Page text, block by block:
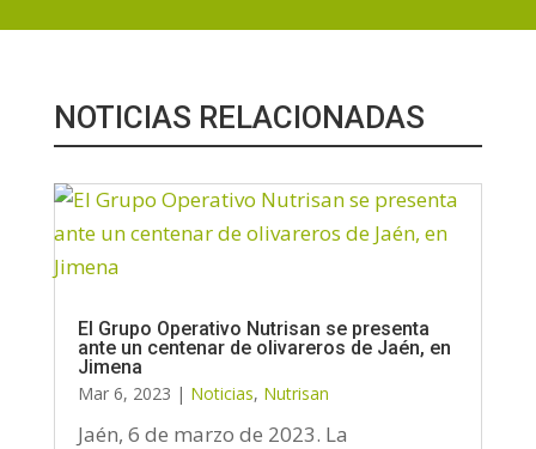
NOTICIAS RELACIONADAS
El Grupo Operativo Nutrisan se presenta
ante un centenar de olivareros de Jaén, en
Jimena
Mar 6, 2023 | Noticias, Nutrisan
Jaén, 6 de marzo de 2023. La